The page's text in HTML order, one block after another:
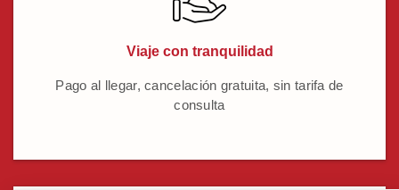
Viaje con tranquilidad
Pago al llegar, cancelación gratuita, sin tarifa de
consulta